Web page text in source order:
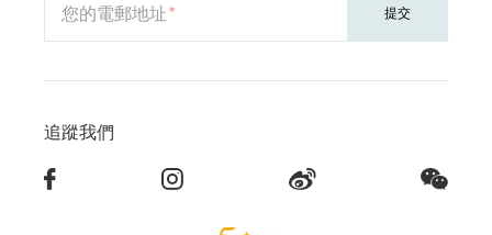
您的電郵地址 提交
追蹤我們